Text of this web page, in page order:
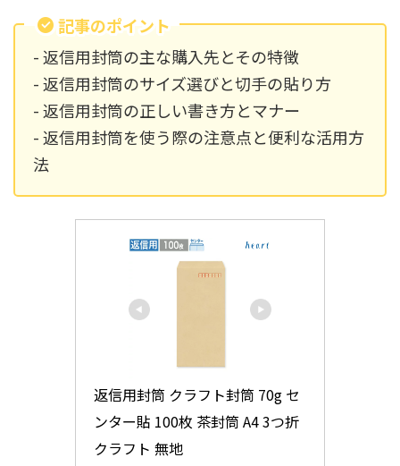
記事のポイント
- 返信用封筒の主な購入先とその特徴
- 返信用封筒のサイズ選びと切手の貼り方
- 返信用封筒の正しい書き方とマナー
- 返信用封筒を使う際の注意点と便利な活用方
法
返信用封筒 クラフト封筒 70g セ
ンター貼 100枚 茶封筒 A4 3つ折
クラフト 無地